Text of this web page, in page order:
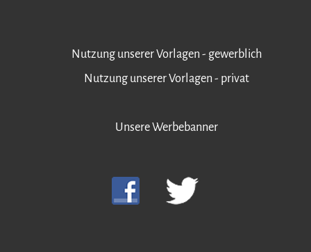
Nutzung unserer Vorlagen - gewerblich
Nutzung unserer Vorlagen - privat
Unsere Werbebanner